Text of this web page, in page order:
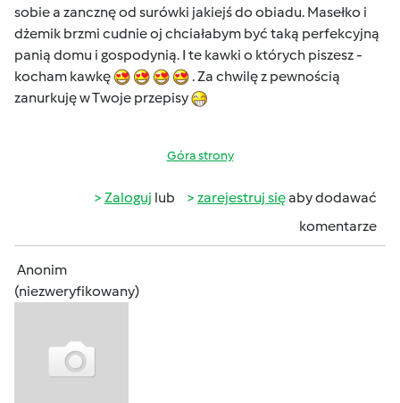
sobie a zancznę od surówki jakiejś do obiadu. Masełko i
dżemik brzmi cudnie oj chciałabym być taką perfekcyjną
panią domu i gospodynią. I te kawki o których piszesz -
kocham kawkę
. Za chwilę z pewnością
zanurkuję w Twoje przepisy
Góra strony
Zaloguj lub zarejestruj sięaby dodawać
komentarze
Anonim
(niezweryfikowany)